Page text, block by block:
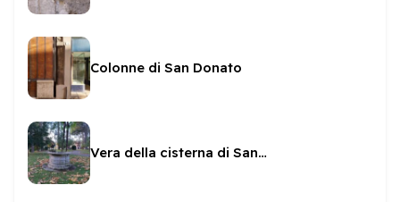
Colonne di San Donato
Vera della cisterna di San Nicolò